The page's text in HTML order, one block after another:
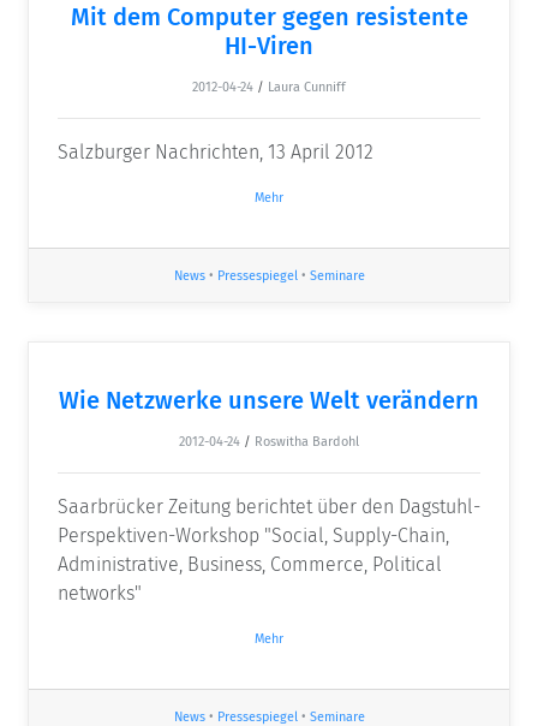
Mit dem Computer gegen resistente
HI-Viren
2012-04-24 / Laura Cunniff
Salzburger Nachrichten, 13 April 2012
Mehr
News• Pressespiegel• Seminare
Wie Netzwerke unsere Welt verändern
2012-04-24 / Roswitha Bardohl
Saarbrücker Zeitung berichtet über den Dagstuhl-
Perspektiven-Workshop "Social, Supply-Chain,
Administrative, Business, Commerce, Political
networks"
Mehr
News• Pressespiegel • Seminare